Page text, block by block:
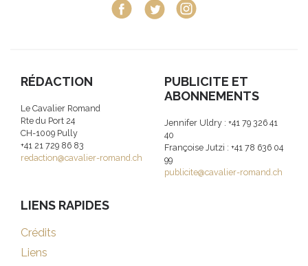
RÉDACTION
Le Cavalier Romand
Rte du Port 24
CH-1009 Pully
+41 21 729 86 83
redaction@cavalier-romand.ch
PUBLICITE ET
ABONNEMENTS
Jennifer Uldry : +41 79 326 41
40
Françoise Jutzi : +41 78 636 04
99
publicite@cavalier-romand.ch
LIENS RAPIDES
Crédits
Liens